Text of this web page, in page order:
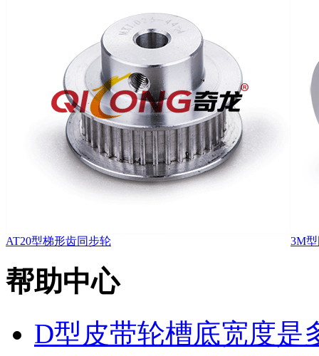
AT20型梯形齿同步轮 3M
帮助中心
D型皮带轮槽底宽度是